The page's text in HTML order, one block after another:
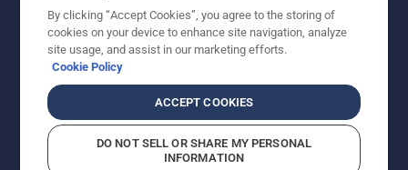
© Husqvarna AB (publ). Alle Rechte vorbehalten. Bei
den Preisangaben handelt es sich um unverbindliche
Preisempfehlungen in Euro inkl. der gesetzlichen
Preisempfehlungen (inkl. MwSt), es sei denn sie sind für
den direkten Kauf verfügbar.
Cookie-RichtlinieNutzungsbedingungen Datenschutzerklärung
Vermutete Verstöße melden
By clicking “Accept Cookies”, you agree to the storing of
cookies on your device to enhance site navigation, analyze
site usage, and assist in our marketing efforts.
Cookie Policy
ACCEPT COOKIES
DO NOT SELL OR SHARE MY PERSONAL
INFORMATION